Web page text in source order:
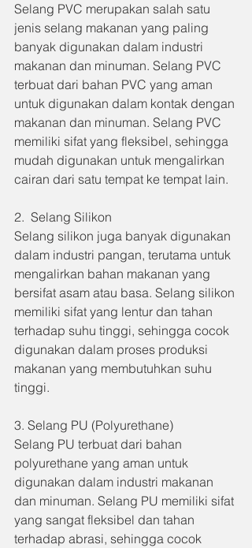
Selang PVC merupakan salah satu
jenis selang makanan yang paling
banyak digunakan dalam industri
makanan dan minuman. Selang PVC
terbuat dari bahan PVC yang aman
untuk digunakan dalam kontak dengan
makanan dan minuman. Selang PVC
memiliki sifat yang fleksibel, sehingga
mudah digunakan untuk mengalirkan
cairan dari satu tempat ke tempat lain.
2.  Selang Silikon
Selang silikon juga banyak digunakan
dalam industri pangan, terutama untuk
mengalirkan bahan makanan yang
bersifat asam atau basa. Selang silikon
memiliki sifat yang lentur dan tahan
terhadap suhu tinggi, sehingga cocok
digunakan dalam proses produksi
makanan yang membutuhkan suhu
tinggi.
3. Selang PU (Polyurethane)
Selang PU terbuat dari bahan
polyurethane yang aman untuk
digunakan dalam industri makanan
dan minuman. Selang PU memiliki sifat
yang sangat fleksibel dan tahan
terhadap abrasi, sehingga cocok